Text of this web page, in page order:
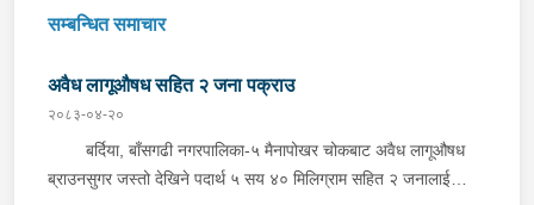
सम्बन्धित समाचार
अवैध लागूऔषध सहित २ जना पक्राउ
२०८३-०४-२०
बर्दिया, बाँसगढी नगरपालिका-५ मैनापोखर चोकबाट अवैध लागूऔषध
ब्राउनसुगर जस्तो देखिने पदार्थ ५ सय ४० मिलिग्राम सहित २ जनालाई